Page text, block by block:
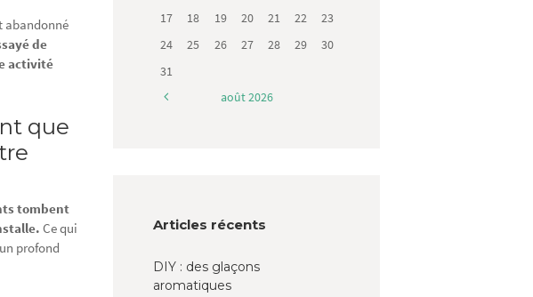
abandonné
de
activité
que
tombent
Ce qui
profond
17
18 19 20 21 22
23
24
25 26 27 28 29
30
31
août2026
Articles récents
DIY : des glaçons
aromatiques